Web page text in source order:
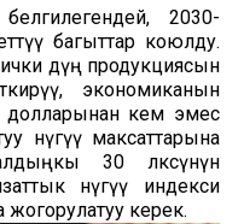
2030-
багыттар коюлду.
дүң продукциясын
экономиканын
кем эмес
өнүгүү максаттарына
30 өлкөсүнүн
өнүгүү индекси
керек.